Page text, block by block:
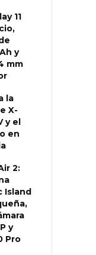
11
y
mm
la
X-
y el
en
2:
Island
y
Pro